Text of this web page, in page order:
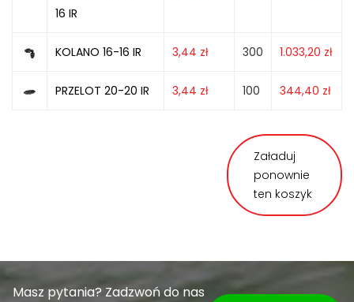
16 IR
KOLANO 16-16 IR 3,44 zł 300 1.033,20 zł
PRZELOT 20-20 IR 3,44 zł 100 344,40 zł
Załaduj
ponownie
ten koszyk
Masz pytania? Zadzwoń do nas